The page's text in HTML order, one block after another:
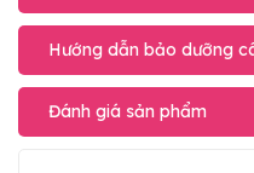
Hướng dẫn bảo dưỡng
Đánh giá sản phẩm